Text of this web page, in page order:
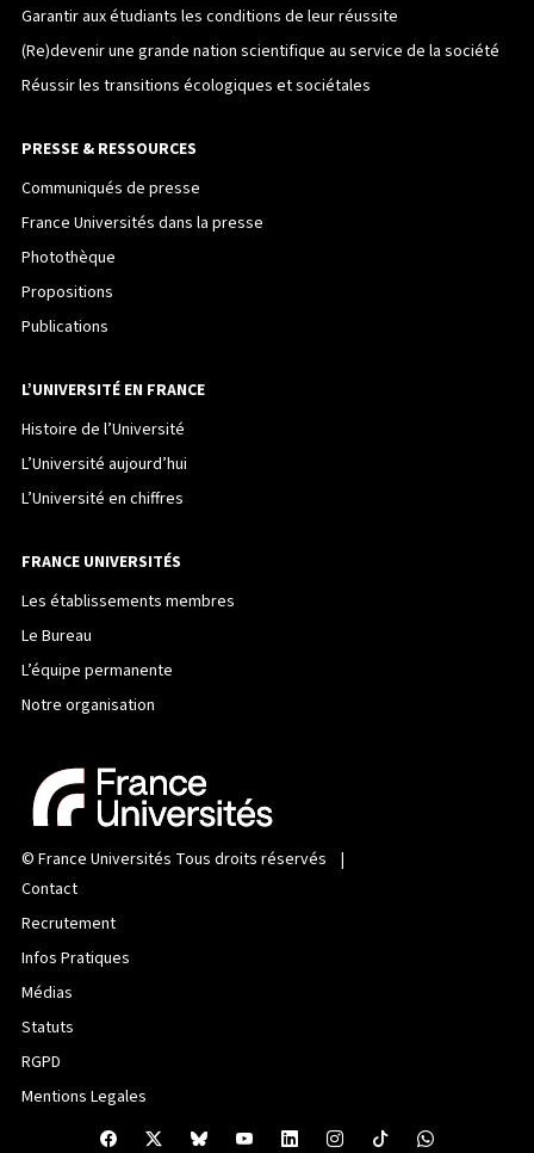
Garantir aux étudiants les conditions de leur réussite
(Re)devenir une grande nation scientifique au service de la société
Réussir les transitions écologiques et sociétales
PRESSE & RESSOURCES
Communiqués de presse
France Universités dans la presse
Photothèque
Propositions
Publications
L’UNIVERSITÉ EN FRANCE
Histoire de l’Université
L’Université aujourd’hui
L’Université en chiffres
FRANCE UNIVERSITÉS
Les établissements membres
Le Bureau
L’équipe permanente
Notre organisation
© France Universités Tous droits réservés |
Contact
Recrutement
Infos Pratiques
Médias
Statuts
RGPD
Mentions Legales